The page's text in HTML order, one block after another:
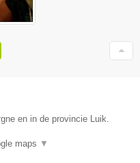
en in de provincie Luik.
maps ▼